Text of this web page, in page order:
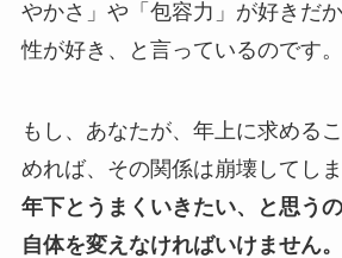
やかさ」や「包容力」が好きだ
性が好き、と言っているのです。
もし、あなたが、年上に求める
めれば、その関係は崩壊してし
年下とうまくいきたい、と思う
自体を変えなければいけません。